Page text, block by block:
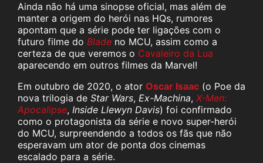
Ainda não há uma sinopse oficial, mas além de
manter a origem do herói nas HQs, rumores
apontam que a série pode ter ligações com o
futuro filme do Blade no MCU, assim como a
certeza de que veremos o Cavaleiro da Lua
aparecendo em outros filmes da Marvel!
Em outubro de 2020, o ator Oscar Isaac (o Poe da
nova trilogia de Star Wars, Ex-Machina, X-Men:
Apocalipse, Inside Llewyn Davis) foi confirmado
como o protagonista da série e novo super-herói
do MCU, surpreendendo a todos os fãs que não
esperavam um ator de ponta dos cinemas
escalado para a série.